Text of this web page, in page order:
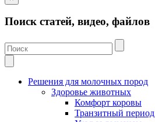
Поиск статей, видео, файлов
Решения для молочных пород
Здоровье животных
Комфорт коровы
Транзитный период